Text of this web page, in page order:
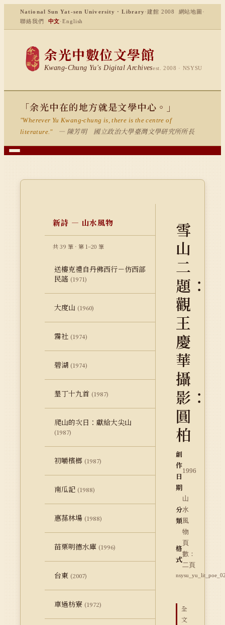
National Sun Yat-sen University · Library ·建館 2008 網站地圖 ·
聯絡我們
中文·English
余光中數位文學館
Kwang-Chung Yu's Digital Archivesest. 2008 · NSYSU
「余光中在的地方就是文學中心。」
"Wherever Yu Kwang-chung is, there is the centre of
literature."
— 陳芳明 國立政治大學臺灣文學研究所所長
新詩 — 山水風物
共 39 筆 · 第 1–20 筆
送樓克禮自丹佛西行－仿西部
民謠 (1971)
大度山 (1960)
霧社 (1974)
碧湖 (1974)
墾丁十九首 (1987)
爬山的次日：獻給大尖山
(1987)
初嚼檳榔 (1987)
南瓜記 (1988)
惠蓀林場 (1988)
苗栗明德水庫 (1996)
台東 (2007)
車過枋寮 (1972)
雪
山
二
題：
觀
王
慶
華
攝
影：
圓
柏
創
作
日
期
1996
分
類
山
水
風
物
格
式
頁
數：
二頁
全
文